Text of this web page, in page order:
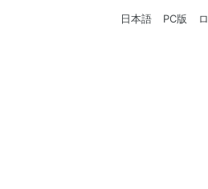
日本語 PC版